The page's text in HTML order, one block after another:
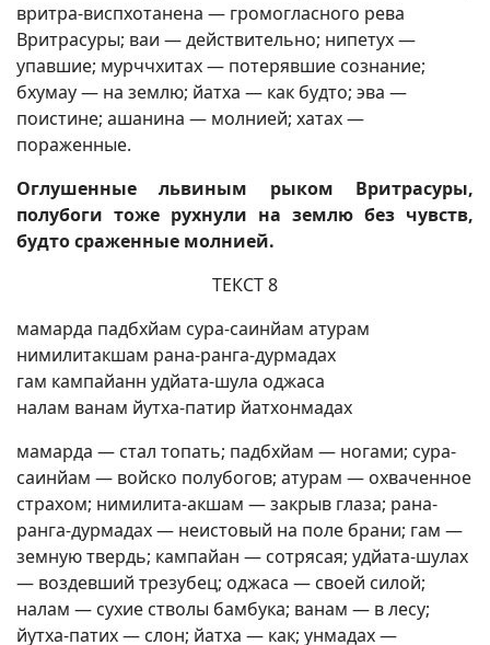
вритра-виспхотанена — громогласного рева
Вритрасуры; ваи — действительно; нипетух —
упавшие; мурччхитах — потерявшие сознание;
бхумау — на землю; йатха — как будто; эва —
поистине; ашанина — молнией; хатах —
пораженные.
Оглушенные львиным рыком Вритрасуры,
полубоги тоже рухнули на землю без чувств,
будто сраженные молнией.
ТЕКСТ 8
мамарда падбхйам сура-саинйам атурам
нимилитакшам рана-ранга-дурмадах
гам кампайанн удйата-шула оджаса
налам ванам йутха-патир йатхонмадах
мамарда — стал топать; падбхйам — ногами; сура-
саинйам — войско полубогов; атурам — охваченное
страхом; нимилита-акшам — закрыв глаза; рана-
ранга-дурмадах — неистовый на поле брани; гам —
земную твердь; кампайан — сотрясая; удйата-шулах
— воздевший трезубец; оджаса — своей силой;
налам — сухие стволы бамбука; ванам — в лесу;
йутха-патих — слон; йатха — как; унмадах —